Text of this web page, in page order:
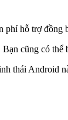
hỗ trợ đồng
cũng có
thái Android